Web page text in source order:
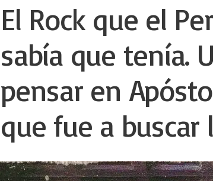
El Rock que el
sabía que tenía.
pensar en
que fue a buscar